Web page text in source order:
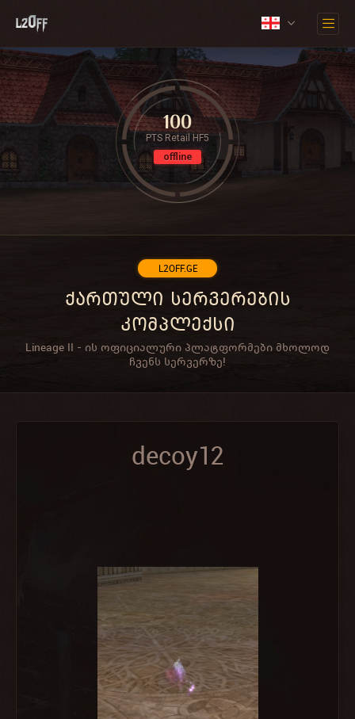
L2OFF.GE
ქართული სერვერების
კომპლექსი
Lineage II - ის ოფიციალური პლატფორმები მხოლოდ
ჩვენს სერვერზე!
100
PTS Retail HF5
offline
decoy12